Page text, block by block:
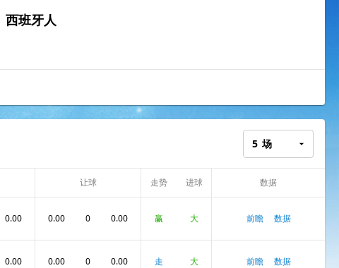
西班牙人
5 场
让球 走势 进球 数据
0.00 0.00 0 0.00 赢 大 前瞻 数据
0.00 0.00 0 0.00 走 大 前瞻 数据